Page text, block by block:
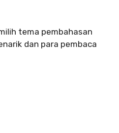
tema pembahasan
dan para pembaca